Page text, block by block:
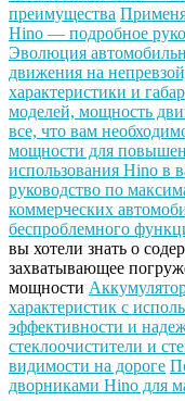
преимущества
Hino — подробное
Эволюция
движения на
характеристики и
моделей, мощность
все, что вам
мощности для
использования Hino в
руководство по
коммерческих
беспроблемного
вы хотели знать о
захватывающее
мощности
характеристик с
эффективности и
стеклоочистители и
видимости на дороге
дворниками Hino для